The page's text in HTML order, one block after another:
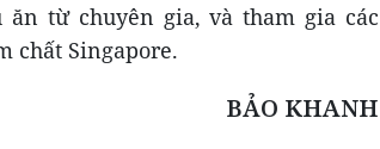
từ chuyên gia, và tham gia các
chất Singapore.
BẢO KHANH